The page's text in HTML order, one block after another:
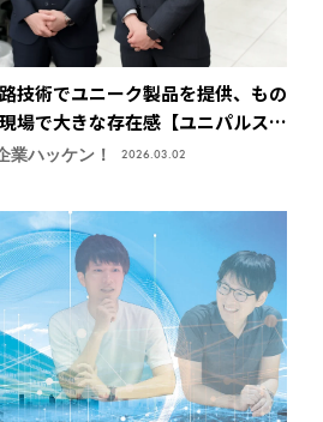
技術でユニーク製品を提供、もの
場で大きな存在感【ユニパルス株
業ハッケン！ 2026.03.02